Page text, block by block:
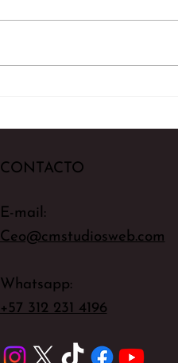
CONTACTO
E-mail:
Ceo@cmstudiosweb.com
Whatsapp:
+57 312 231 4196